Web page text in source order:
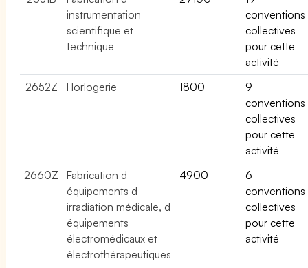
instrumentation
scientifique et
technique
conventions
collectives
pour cette
activité
2652Z
Horlogerie 1800
9
conventions
collectives
pour cette
activité
2660Z
Fabrication d
équipements d
irradiation médicale, d
équipements
électromédicaux et
électrothérapeutiques
4900
6
conventions
collectives
pour cette
activité